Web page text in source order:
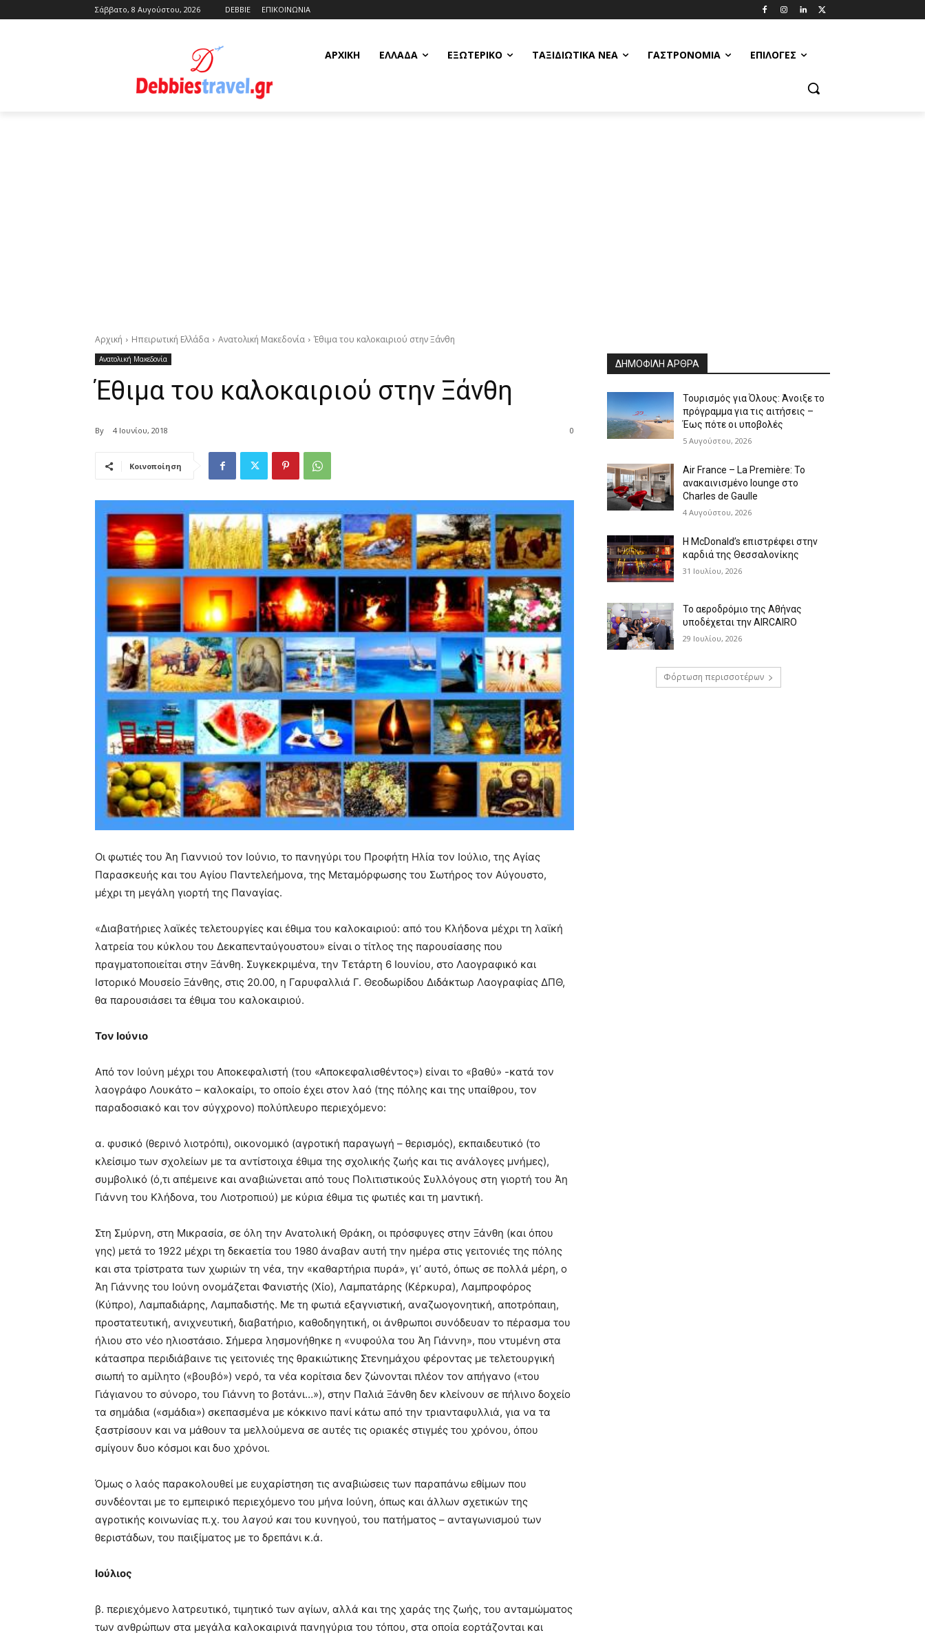
Σάββατο, 8 Αυγούστου, 2026 DEBBIE ΕΠΙΚΟΙΝΩΝΙΑ
ΑΡΧΙΚΗ ΕΛΛΆΔΑ ΕΞΩΤΕΡΙΚΌ ΤΑΞΙΔΙΩΤΙΚΆ ΝΈΑ ΓΑΣΤΡΟΝΟΜΊΑ ΕΠΙΛΟΓΈΣ
Αρχική Ηπειρωτική Ελλάδα Ανατολική Μακεδονία Έθιμα του καλοκαιριού στην Ξάνθη
Ανατολική Μακεδονία
Έθιμα του καλοκαιριού στην Ξάνθη
By 4 Ιουνίου, 2018 0
Κοινοποίηση
Οι φωτιές του Άη Γιαννιού τον Ιούνιο, το πανηγύρι του Προφήτη Ηλία τον Ιούλιο, της Αγίας
Παρασκευής και του Αγίου Παντελεήμονα, της Μεταμόρφωσης του Σωτήρος τον Αύγουστο,
μέχρι τη μεγάλη γιορτή της Παναγίας.
«Διαβατήριες λαϊκές τελετουργίες και έθιμα του καλοκαιριού: από του Κλήδονα μέχρι τη λαϊκή
λατρεία του κύκλου του Δεκαπενταύγουστου» είναι ο τίτλος της παρουσίασης που
πραγματοποιείται στην Ξάνθη. Συγκεκριμένα, την Τετάρτη 6 Ιουνίου, στο Λαογραφικό και
Ιστορικό Μουσείο Ξάνθης, στις 20.00, η Γαρυφαλλιά Γ. Θεοδωρίδου Διδάκτωρ Λαογραφίας ΔΠΘ,
θα παρουσιάσει τα έθιμα του καλοκαιριού.
Τον Ιούνιο
Από τον Ιούνη μέχρι του Αποκεφαλιστή (του «Αποκεφαλισθέντος») είναι το «βαθύ» -κατά τον
λαογράφο Λουκάτο – καλοκαίρι, το οποίο έχει στον λαό (της πόλης και της υπαίθρου, τον
παραδοσιακό και τον σύγχρονο) πολύπλευρο περιεχόμενο:
α. φυσικό (θερινό λιοτρόπι), οικονομικό (αγροτική παραγωγή – θερισμός), εκπαιδευτικό (το
κλείσιμο των σχολείων με τα αντίστοιχα έθιμα της σχολικής ζωής και τις ανάλογες μνήμες),
συμβολικό (ό,τι απέμεινε και αναβιώνεται από τους Πολιτιστικούς Συλλόγους στη γιορτή του Άη
Γιάννη του Κλήδονα, του Λιοτροπιού) με κύρια έθιμα τις φωτιές και τη μαντική.
Στη Σμύρνη, στη Μικρασία, σε όλη την Ανατολική Θράκη, οι πρόσφυγες στην Ξάνθη (και όπου
γης) μετά το 1922 μέχρι τη δεκαετία του 1980 άναβαν αυτή την ημέρα στις γειτονιές της πόλης
και στα τρίστρατα των χωριών τη νέα, την «καθαρτήρια πυρά», γι’ αυτό, όπως σε πολλά μέρη, ο
Άη Γιάννης του Ιούνη ονομάζεται Φανιστής (Χίο), Λαμπατάρης (Κέρκυρα), Λαμπροφόρος
(Κύπρο), Λαμπαδιάρης, Λαμπαδιστής. Με τη φωτιά εξαγνιστική, αναζωογονητική, αποτρόπαιη,
προστατευτική, ανιχνευτική, διαβατήριο, καθοδηγητική, οι άνθρωποι συνόδευαν το πέρασμα του
ήλιου στο νέο ηλιοστάσιο. Σήμερα λησμονήθηκε η «νυφούλα του Άη Γιάννη», που ντυμένη στα
κάτασπρα περιδιάβαινε τις γειτονιές της θρακιώτικης Στενημάχου φέροντας με τελετουργική
σιωπή το αμίλητο («βουβό») νερό, τα νέα κορίτσια δεν ζώνονται πλέον τον απήγανο («του
Γιάγιανου το σύνορο, του Γιάννη το βοτάνι…»), στην Παλιά Ξάνθη δεν κλείνουν σε πήλινο δοχείο
τα σημάδια («σμάδια») σκεπασμένα με κόκκινο πανί κάτω από την τριανταφυλλιά, για να τα
ξαστρίσουν και να μάθουν τα μελλούμενα σε αυτές τις οριακές στιγμές του χρόνου, όπου
σμίγουν δυο κόσμοι και δυο χρόνοι.
Όμως ο λαός παρακολουθεί με ευχαρίστηση τις αναβιώσεις των παραπάνω εθίμων που
συνδέονται με το εμπειρικό περιεχόμενο του μήνα Ιούνη, όπως και άλλων σχετικών της
αγροτικής κοινωνίας π.χ. του λαγού και του κυνηγού, του πατήματος – ανταγωνισμού των
θεριστάδων, του παιξίματος με το δρεπάνι κ.ά.
Ιούλιος
β. περιεχόμενο λατρευτικό, τιμητικό των αγίων, αλλά και της χαράς της ζωής, του ανταμώματος
των ανθρώπων στα μεγάλα καλοκαιρινά πανηγύρια του τόπου, στα οποία εορτάζονται και
ΔΗΜΟΦΙΛΗ ΑΡΘΡΑ
Τουρισμός για Όλους: Άνοιξε το
πρόγραμμα για τις αιτήσεις –
Έως πότε οι υποβολές
5 Αυγούστου, 2026
Air France – La Première: Το
ανακαινισμένο lounge στο
Charles de Gaulle
4 Αυγούστου, 2026
Η McDonald’s επιστρέφει στην
καρδιά της Θεσσαλονίκης
31 Ιουλίου, 2026
Το αεροδρόμιο της Αθήνας
υποδέχεται την AIRCAIRO
29 Ιουλίου, 2026
Φόρτωση περισσοτέρων